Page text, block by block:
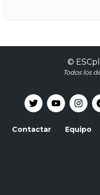
©
Todos los
Contactar Equipo